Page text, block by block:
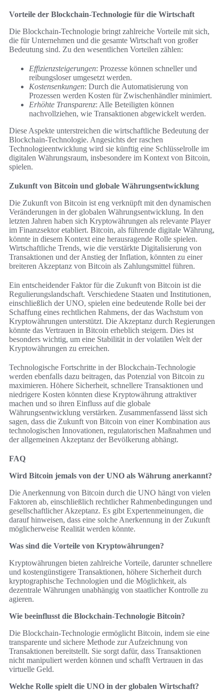
Vorteile der Blockchain-Technologie für die Wirtschaft
Die Blockchain-Technologie bringt zahlreiche Vorteile mit sich,
die für Unternehmen und die gesamte Wirtschaft von großer
Bedeutung sind. Zu den wesentlichen Vorteilen zählen:
Effizienzsteigerungen: Prozesse können schneller und
reibungsloser umgesetzt werden.
Kostensenkungen: Durch die Automatisierung von
Prozessen werden Kosten für Zwischenhändler minimiert.
Erhöhte Transparenz: Alle Beteiligten können
nachvollziehen, wie Transaktionen abgewickelt werden.
Diese Aspekte unterstreichen die wirtschaftliche Bedeutung der
Blockchain-Technologie. Angesichts der raschen
Technologieentwicklung wird sie künftig eine Schlüsselrolle im
digitalen Währungsraum, insbesondere im Kontext von Bitcoin,
spielen.
Zukunft von Bitcoin und globale Währungsentwicklung
Die Zukunft von Bitcoin ist eng verknüpft mit den dynamischen
Veränderungen in der globalen Währungsentwicklung. In den
letzten Jahren haben sich Kryptowährungen als relevante Player
im Finanzsektor etabliert. Bitcoin, als führende digitale Währung,
könnte in diesem Kontext eine herausragende Rolle spielen.
Wirtschaftliche Trends, wie die verstärkte Digitalisierung von
Transaktionen und der Anstieg der Inflation, könnten zu einer
breiteren Akzeptanz von Bitcoin als Zahlungsmittel führen.
Ein entscheidender Faktor für die Zukunft von Bitcoin ist die
Regulierungslandschaft. Verschiedene Staaten und Institutionen,
einschließlich der UNO, spielen eine bedeutende Rolle bei der
Schaffung eines rechtlichen Rahmens, der das Wachstum von
Kryptowährungen unterstützt. Die Akzeptanz durch Regierungen
könnte das Vertrauen in Bitcoin erheblich steigern. Dies ist
besonders wichtig, um eine Stabilität in der volatilen Welt der
Kryptowährungen zu erreichen.
Technologische Fortschritte in der Blockchain-Technologie
werden ebenfalls dazu beitragen, das Potenzial von Bitcoin zu
maximieren. Höhere Sicherheit, schnellere Transaktionen und
niedrigere Kosten könnten diese Kryptowährung attraktiver
machen und so ihren Einfluss auf die globale
Währungsentwicklung verstärken. Zusammenfassend lässt sich
sagen, dass die Zukunft von Bitcoin von einer Kombination aus
technologischen Innovationen, regulatorischen Maßnahmen und
der allgemeinen Akzeptanz der Bevölkerung abhängt.
FAQ
Wird Bitcoin jemals von der UNO als Währung anerkannt?
Die Anerkennung von Bitcoin durch die UNO hängt von vielen
Faktoren ab, einschließlich rechtlicher Rahmenbedingungen und
gesellschaftlicher Akzeptanz. Es gibt Expertenmeinungen, die
darauf hinweisen, dass eine solche Anerkennung in der Zukunft
möglicherweise Realität werden könnte.
Was sind die Vorteile von Kryptowährungen?
Kryptowährungen bieten zahlreiche Vorteile, darunter schnellere
und kostengünstigere Transaktionen, höhere Sicherheit durch
kryptographische Technologien und die Möglichkeit, als
dezentrale Währungen unabhängig von staatlicher Kontrolle zu
agieren.
Wie beeinflusst die Blockchain-Technologie Bitcoin?
Die Blockchain-Technologie ermöglicht Bitcoin, indem sie eine
transparente und sichere Methode zur Aufzeichnung von
Transaktionen bereitstellt. Sie sorgt dafür, dass Transaktionen
nicht manipuliert werden können und schafft Vertrauen in das
virtuelle Geld.
Welche Rolle spielt die UNO in der globalen Wirtschaft?